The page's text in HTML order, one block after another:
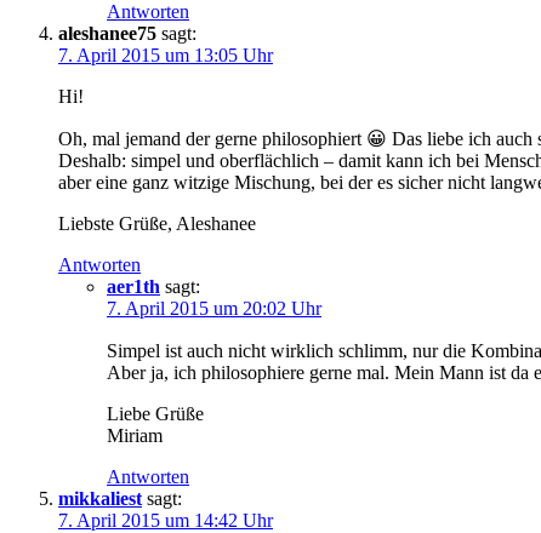
Antworten
aleshanee75 sagt:
7. April 2015 um 13:05 Uhr
Hi!
Oh, mal jemand der gerne philosophiert 😀 Das liebe ich auch
Deshalb: simpel und oberflächlich – damit kann ich bei
aber eine ganz witzige Mischung, bei der es sicher nicht
Liebste Grüße, Aleshanee
Antworten
aer1th sagt:
7. April 2015 um 20:02 Uhr
Simpel ist auch nicht wirklich schlimm, nur die
Aber ja, ich philosophiere gerne mal. Mein Mann ist da
Liebe Grüße
Miriam
Antworten
mikkaliest sagt:
7. April 2015 um 14:42 Uhr